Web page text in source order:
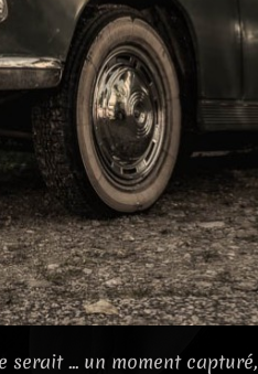
serait ... un moment capturé,